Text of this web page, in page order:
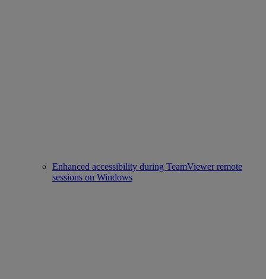
Enhanced accessibility during TeamViewer remote
sessions on Windows